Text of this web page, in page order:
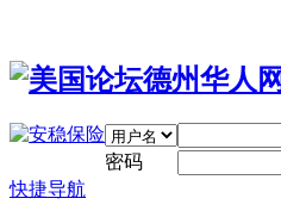
密码
快捷导航